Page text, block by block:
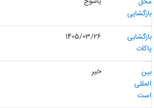
1405/03/26
خیر